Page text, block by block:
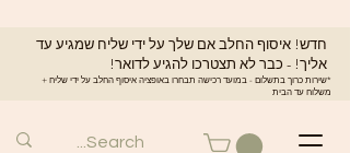
חדש! איסוף החלב אם שלך על ידי שליח שמגיע עד
אליך! - כבר לא תצטרכו להגיע לדואר!
*שירות כרוך בתשלום - במועד רכישה תבחרו באופציה איסוף החלב על ידי שליח +
משלוח עד הבית